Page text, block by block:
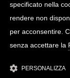
specificato nella
rendere non
per acconsentire.
senza accettare la
PERSONALIZZA